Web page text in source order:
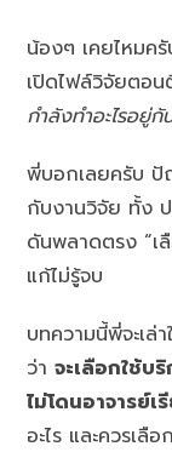
น้องๆ เคยไหมค
เปิดไฟล์วิจัยตอ
กำลังทำอะไรอยู่กั
พี่บอกเลยครับ ปั
กับงานวิจัย ทั้ง ป
ดันพลาดตรง “เ
แก้ไม่รู้จบ
บทความนี้พี่จะเล่
ว่าจะเลือกใช้บ
ไม่โดนอาจารย์เ
อะไร และควรเลื